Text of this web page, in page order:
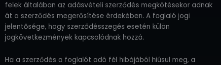
felek általában az adásvételi szerződés megkötésekor adnak
át a szerződés megerősítése érdekében. A foglaló jogi
jelentősége, hogy szerződésszegés esetén külön
jogkövetkezmények kapcsolódnak hozzá.
Ha a szerződés a foglalót adó fél hibájából hiúsul meg, a